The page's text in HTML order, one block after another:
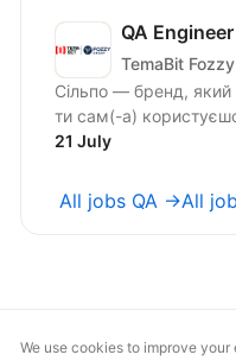
QA
TemaBit
Сільпо — бренд, який
ти сам(-а)
21 July
All jobs QA →All
magic@djinni.co Terms
We use cookies to improve your